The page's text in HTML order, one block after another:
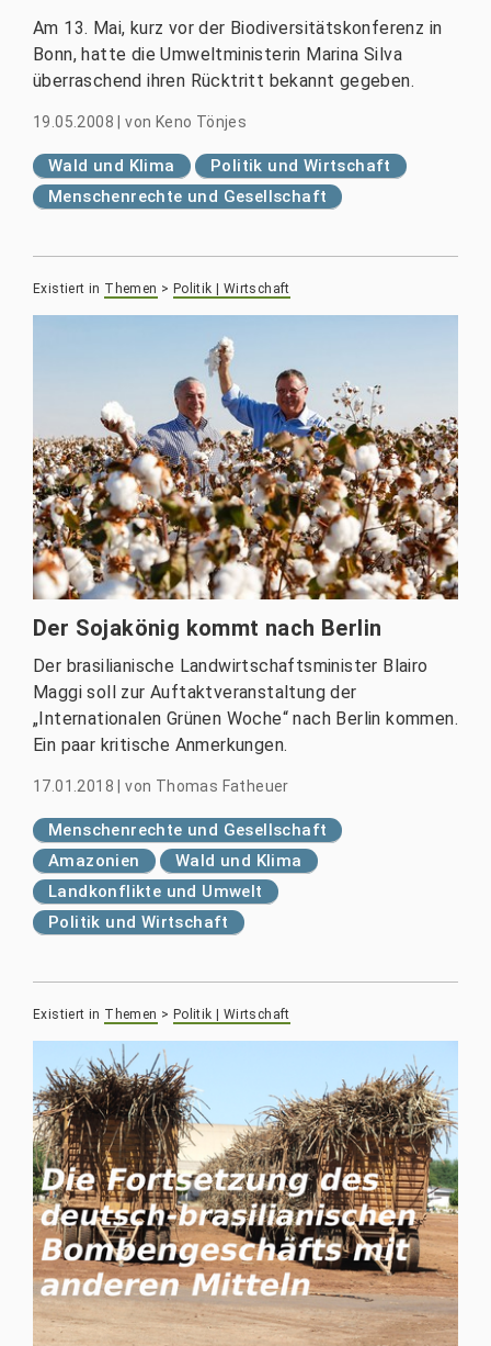
Am 13. Mai, kurz vor der Biodiversitätskonferenz in
Bonn, hatte die Umweltministerin Marina Silva
überraschend ihren Rücktritt bekannt gegeben.
19.05.2008 |von Keno Tönjes
Wald und Klima
Politik und Wirtschaft
Menschenrechte und Gesellschaft
Existiert in Themen > Politik | Wirtschaft
Der Sojakönig kommt nach Berlin
Der brasilianische Landwirtschaftsminister Blairo
Maggi soll zur Auftaktveranstaltung der
„Internationalen Grünen Woche“ nach Berlin kommen.
Ein paar kritische Anmerkungen.
17.01.2018 |von Thomas Fatheuer
Menschenrechte und Gesellschaft
Amazonien
Wald und Klima
Landkonflikte und Umwelt
Politik und Wirtschaft
Existiert in Themen > Politik | Wirtschaft